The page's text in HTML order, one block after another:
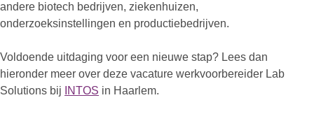
andere biotech bedrijven, ziekenhuizen,
onderzoeksinstellingen en productiebedrijven.
Voldoende uitdaging voor een nieuwe stap? Lees dan
hieronder meer over deze vacature werkvoorbereider Lab
Solutions bij
INTOS in Haarlem.